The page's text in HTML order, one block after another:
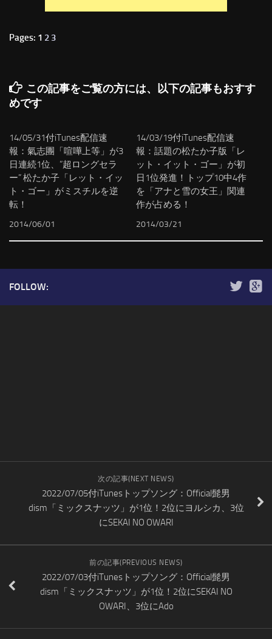
Pages: 1 2 3
この記事をご覧の方には、以下の記事もおすす
めです
14/05/31付iTunes配信速
報：氣志團「喧嘩上等」が3
日連続1位、”超ロングセラ
ー” 松たか子「レット・イッ
ト・ゴー」がミスチルを逆
転！
2014/06/01
14/03/19付iTunes配信速
報：話題の松たか子版「レ
ット・イット・ゴー」が初
日1位発進！トップ10中4作
を「アナと雪の女王」関連
作が占める！
2014/03/21
FOLLOW:
次の記事(NEXT NEWS)
2022/07/05付iTunesトップソング：Official髭男
dism「ミックスナッツ」が1位！2位にヨルシカ、3位
にSEKAI NO OWARI
前の記事(PREVIOUS NEWS)
2022/07/03付iTunesトップソング：Official髭男
dism「ミックスナッツ」が1位！2位にSEKAI NO
OWARI、3位にAdo